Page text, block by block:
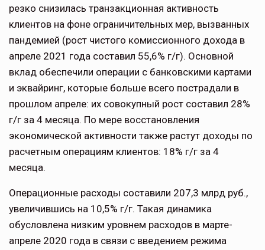
резко снизилась транзакционная активность
клиентов на фоне ограничительных мер, вызванных
пандемией (рост чистого комиссионного дохода в
апреле 2021 года составил 55,6% г/г). Основной
вклад обеспечили операции с банковскими картами
и эквайринг, которые больше всего пострадали в
прошлом апреле: их совокупный рост составил 28%
г/г за 4 месяца. По мере восстановления
экономической активности также растут доходы по
расчетным операциям клиентов: 18% г/г за 4
месяца.
Операционные расходы составили 207,3 млрд руб.,
увеличившись на 10,5% г/г. Такая динамика
обусловлена низким уровнем расходов в марте-
апреле 2020 года в связи с введением режима